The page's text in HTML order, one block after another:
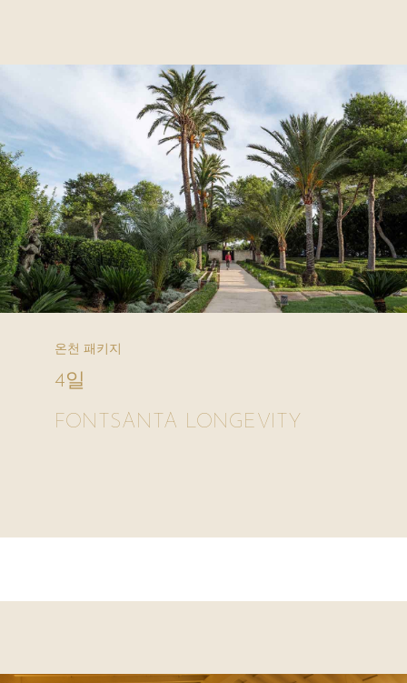
온천 패키지
4일
FONTSANTA LONGEVITY